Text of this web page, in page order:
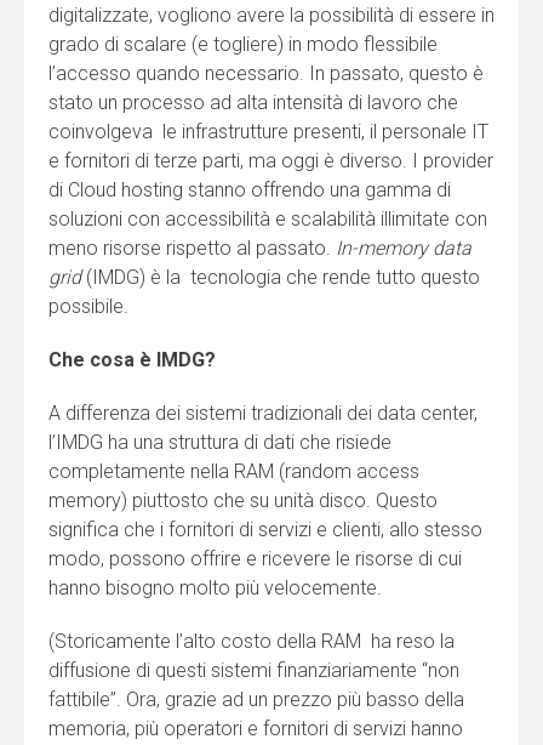
digitalizzate, vogliono avere la possibilità di essere in
grado di scalare (e togliere) in modo flessibile
l’accesso quando necessario. In passato, questo è
stato un processo ad alta intensità di lavoro che
coinvolgeva le infrastrutture presenti, il personale IT
e fornitori di terze parti, ma oggi è diverso. I provider
di Cloud hosting stanno offrendo una gamma di
soluzioni con accessibilità e scalabilità illimitate con
meno risorse rispetto al passato. In-memory data
grid(IMDG) è la tecnologia che rende tutto questo
possibile.
Che cosa è IMDG?
A differenza dei sistemi tradizionali dei data center,
l’IMDG ha una struttura di dati che risiede
completamente nella RAM (random access
memory) piuttosto che su unità disco. Questo
significa che i fornitori di servizi e clienti, allo stesso
modo, possono offrire e ricevere le risorse di cui
hanno bisogno molto più velocemente.
(Storicamente l’alto costo della RAM ha reso la
diffusione di questi sistemi finanziariamente “non
fattibile”. Ora, grazie ad un prezzo più basso della
memoria, più operatori e fornitori di servizi hanno